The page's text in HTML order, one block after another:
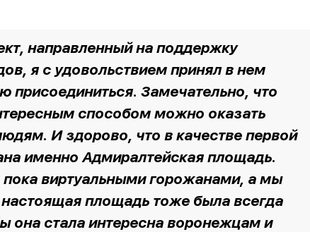
направленный на поддержку
я с удовольствием принял в нем
присоединиться. Замечательно, что
способом можно оказать
И здорово, что в качестве первой
именно Адмиралтейская площадь.
пока виртуальными горожанами, а мы
площадь тоже была всегда
она стала интересна воронежцам и